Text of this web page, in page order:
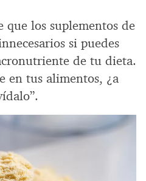
que los suplementos de
si puedes
de tu dieta.
en tus alimentos, ¿a